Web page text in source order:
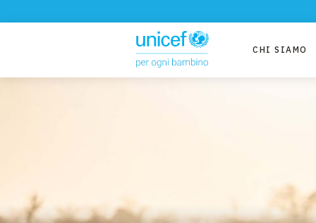
CHI SIAMO